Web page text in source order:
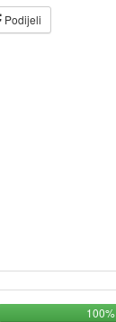
Podijeli
100%